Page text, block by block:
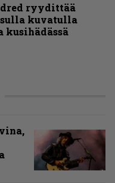
ryydittää
kuvatulla
kusihädässä